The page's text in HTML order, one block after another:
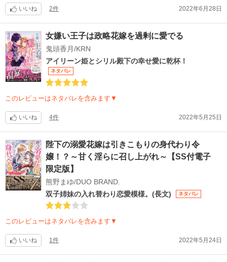
いいね 2件 2022年6月28日
女嫌い王子は政略花嫁を過剰に愛でる
鬼頭香月/KRN
アイリーン姫とシリル殿下の幸せ愛に乾杯！
ネタバレ
このレビューはネタバレを含みます▼
いいね 4件 2022年5月25日
陛下の溺愛花嫁は引きこもりの身代わり令
嬢！？～甘く淫らに召し上がれ～【SS付電子
限定版】
熊野まゆ/DUO BRAND.
双子姉妹の入れ替わり恋愛模様。(長文)
ネタバレ
このレビューはネタバレを含みます▼
いいね 1件 2022年5月24日